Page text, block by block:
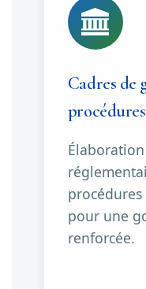
Cadres de
procédures
pour une
renforcée.